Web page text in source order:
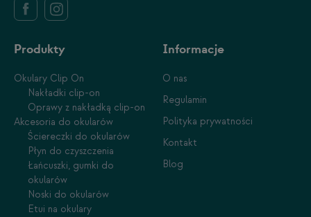
Produkty
Okulary Clip On
Nakładki clip-on
Oprawy z nakładką clip-on
Akcesoria do okularów
Ściereczki do okularów
Płyn do czyszczenia
Łańcuszki, gumki do
okularów
Noski do okularów
Etui na okulary
Informacje
O nas
Regulamin
Polityka prywatności
Kontakt
Blog